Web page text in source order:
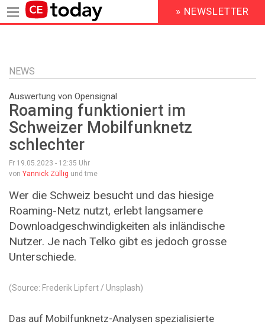
Inhalt
HEADER
MENU
» NEWSLETTER
NEWS
Auswertung von Opensignal
Roaming funktioniert im
Schweizer Mobilfunknetz
schlechter
Fr 19.05.2023 - 12:35 Uhr
von Yannick Züllig und tme
Wer die Schweiz besucht und das hiesige
Roaming-Netz nutzt, erlebt langsamere
Downloadgeschwindigkeiten als inländische
Nutzer. Je nach Telko gibt es jedoch grosse
Unterschiede.
(Source: Frederik Lipfert / Unsplash)
Das auf Mobilfunknetz-Analysen spezialisierte